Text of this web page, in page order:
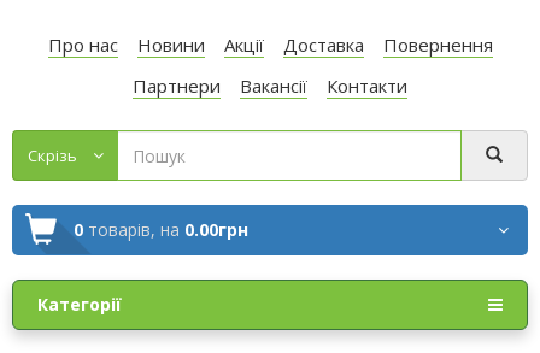
Про нас Новини Акції Доставка
Повернення
Партнери
Вакансії Контакти
Cкрізь
0 товарів, на 0.00грн
Категорії